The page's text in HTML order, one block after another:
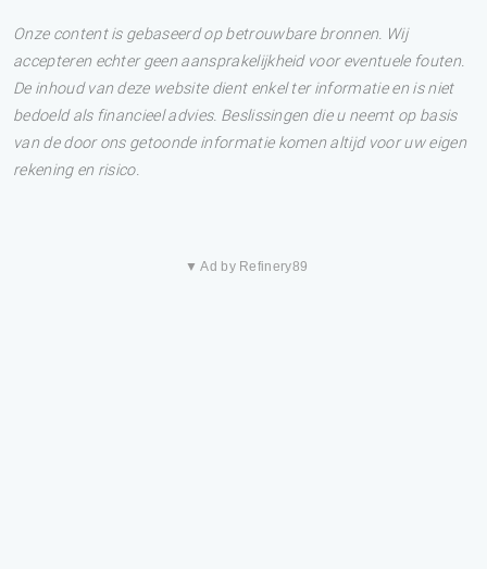
Onze content is gebaseerd op betrouwbare bronnen. Wij
accepteren echter geen aansprakelijkheid voor eventuele fouten.
De inhoud van deze website dient enkel ter informatie en is niet
bedoeld als financieel advies. Beslissingen die u neemt op basis
van de door ons getoonde informatie komen altijd voor uw eigen
rekening en risico.
▼ Ad by Refinery89